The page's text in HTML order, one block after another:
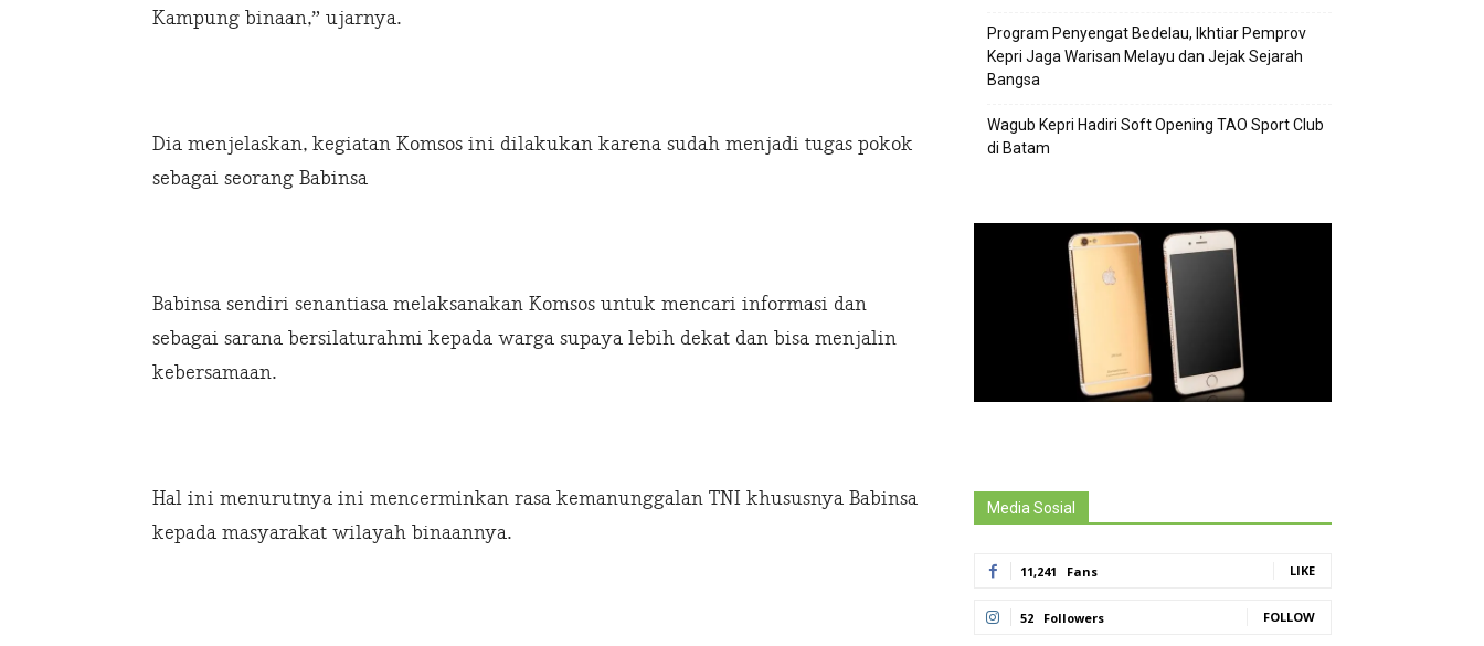
Kampung binaan,” ujarnya.
Dia menjelaskan, kegiatan Komsos ini dilakukan karena sudah menjadi tugas pokok
sebagai seorang Babinsa
Babinsa sendiri senantiasa melaksanakan Komsos untuk mencari informasi dan
sebagai sarana bersilaturahmi kepada warga supaya lebih dekat dan bisa menjalin
kebersamaan.
Hal ini menurutnya ini mencerminkan rasa kemanunggalan TNI khususnya Babinsa
kepada masyarakat wilayah binaannya.
Program Penyengat Bedelau, Ikhtiar Pemprov
Kepri Jaga Warisan Melayu dan Jejak Sejarah
Bangsa
Wagub Kepri Hadiri Soft Opening TAO Sport Club
di Batam
Media Sosial
11,241 Fans LIKE
52 Followers FOLLOW